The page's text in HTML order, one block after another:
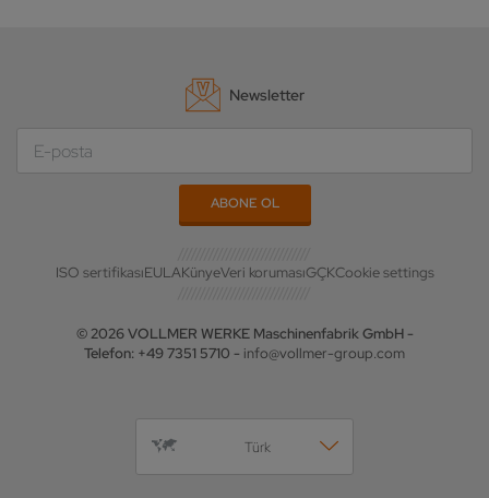
Newsletter
ISO sertifikasıEULAKünyeVeri korumasıGÇKCookie settings
© 2026 VOLLMER WERKE Maschinenfabrik GmbH -
Telefon: +49 7351 5710 - info@vollmer-group.com
Türk